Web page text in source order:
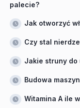
palecie?
Jak otworzyć
Czy stal
Jakie struny do
Budowa
Witamina A ile